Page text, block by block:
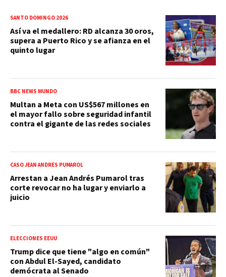
SANTO DOMINGO 2026
Así va el medallero: RD alcanza 30 oros,
supera a Puerto Rico y se afianza en el
quinto lugar
BBC NEWS MUNDO
Multan a Meta con US$567 millones en
el mayor fallo sobre seguridad infantil
contra el gigante de las redes sociales
CASO JEAN ANDRÉS PUMAROL
Arrestan a Jean Andrés Pumarol tras
corte revocar no ha lugar y enviarlo a
juicio
ELECCIONES EEUU
Trump dice que tiene "algo en común"
con Abdul El-Sayed, candidato
demócrata al Senado